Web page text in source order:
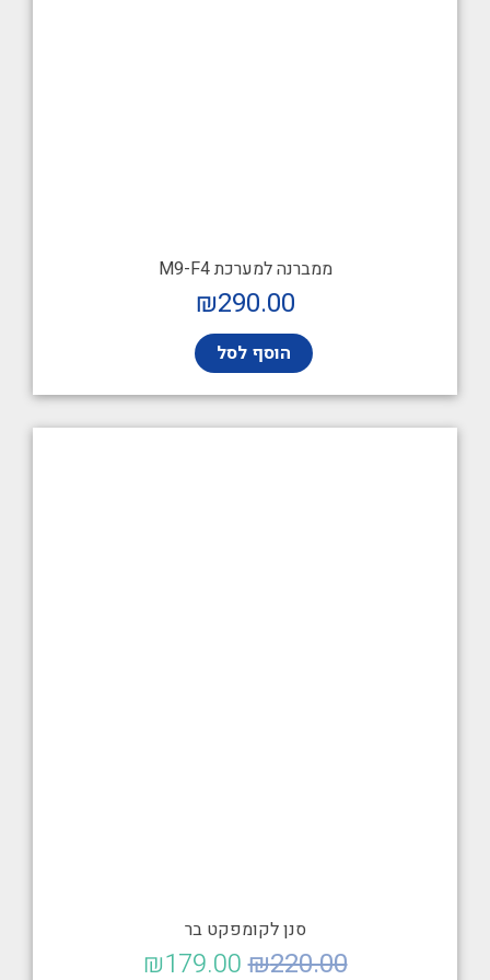
ממברנה למערכת M9-F4
₪290.00
הוסף לסל
סנן לקומפקט בר
₪220.00
₪179.00